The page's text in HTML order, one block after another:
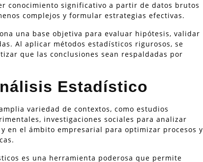
conocimiento significativo a partir de datos brutos
complejos y formular estrategias efectivas.
una base objetiva para evaluar hipótesis, validar
Al aplicar métodos estadísticos rigurosos, se
que las conclusiones sean respaldadas por
Estadístico
variedad de contextos, como estudios
investigaciones sociales para analizar
en el ámbito empresarial para optimizar procesos y
es una herramienta poderosa que permite